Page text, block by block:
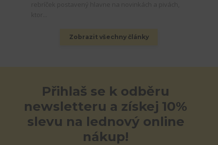
Zobrazit všechny články
Přihlaš se k odběru
newsletteru a získej 10%
slevu na lednový online
nákup!